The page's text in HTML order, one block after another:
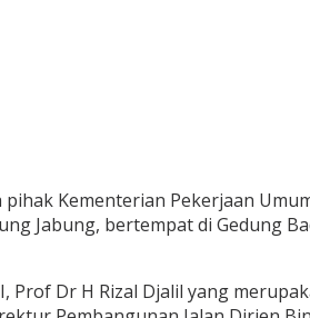
pihak Kementerian Pekerjaan
Jabung, bertempat di Gedung
Prof Dr H Rizal Djalil yang